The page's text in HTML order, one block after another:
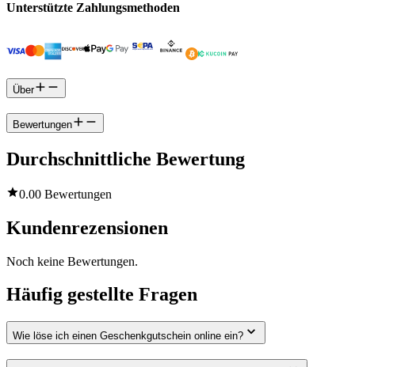
Unterstützte Zahlungsmethoden
Über
Bewertungen
Durchschnittliche Bewertung
0.00 Bewertungen
Kundenrezensionen
Noch keine Bewertungen.
Häufig gestellte Fragen
Wie löse ich einen Geschenkgutschein online ein?